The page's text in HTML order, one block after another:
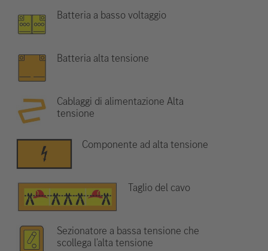
Batteria a basso voltaggio
Batteria alta tensione
Cablaggi di alimentazione Alta
tensione
Componente ad alta tensione
Taglio del cavo
Sezionatore a bassa tensione che
scollega l'alta tensione